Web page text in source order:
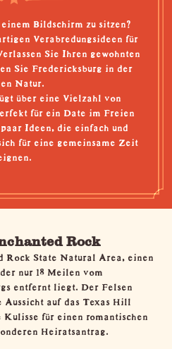
Bildschirm zu sitzen?
Verabredungsideen für
Sie Ihren gewohnten
Sie Fredericksburg in der
Natur.
über eine Vielzahl von
für ein Date im Freien
Ideen, die einfach und
für eine gemeinsame Zeit
Rock
Rock State Natural Area, einen
nur 18 Meilen vom
entfernt liegt. Der Felsen
auf das Texas Hill
für einen romantischen
Heiratsantrag.